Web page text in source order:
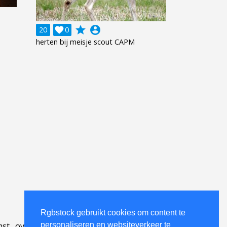
Rgbstock gebruikt cookies om content te
personaliseren en websiteverkeer te
20 0
 grade account_circle
herten bij meisje scout CAPM